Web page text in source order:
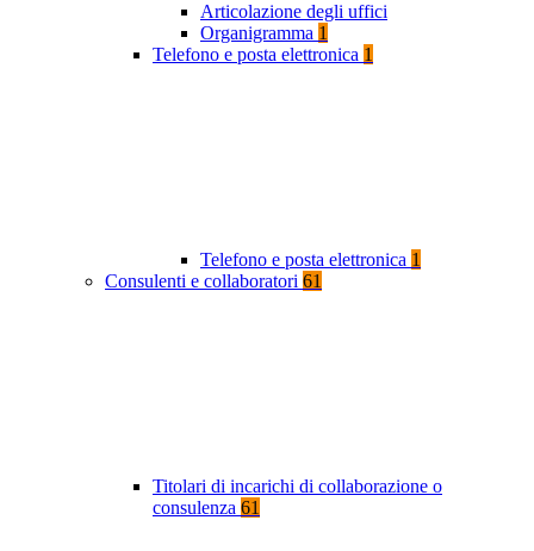
Articolazione degli uffici
Organigramma 1
Telefono e posta elettronica 1
Telefono e posta elettronica 1
Consulenti e collaboratori 61
Titolari di incarichi di collaborazione o
consulenza 61